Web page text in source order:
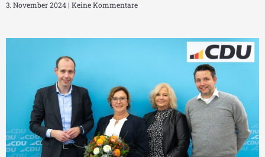
3. November 2024 Keine Kommentare